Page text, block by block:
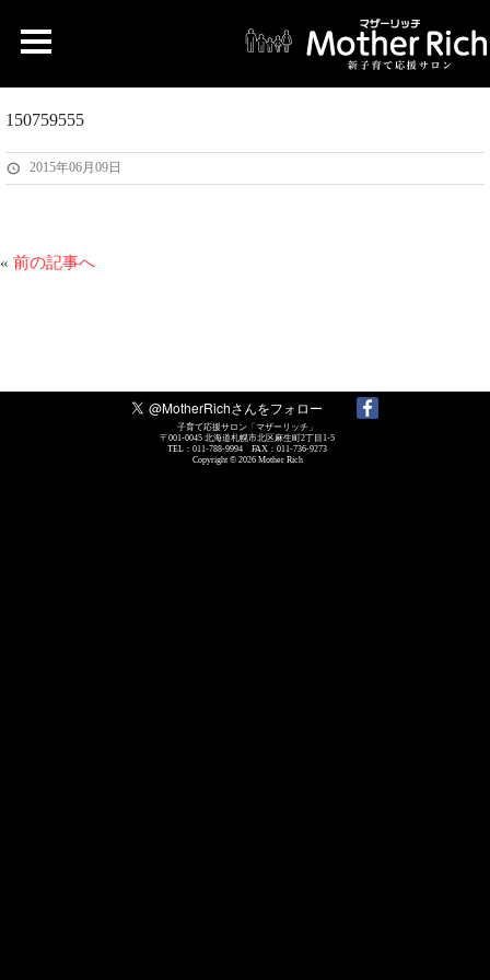
150759555
2015年06月09日
« 前の記事へ
子育て応援サロン「マザーリッチ」
〒001-0045 北海道札幌市北区麻生町2丁目1-5
TEL：011-788-9994 FAX：011-736-9273
Copyright © 2026 Mother Rich